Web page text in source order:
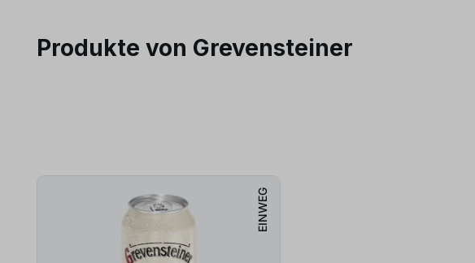
Produkte von Grevensteiner
EINWEG